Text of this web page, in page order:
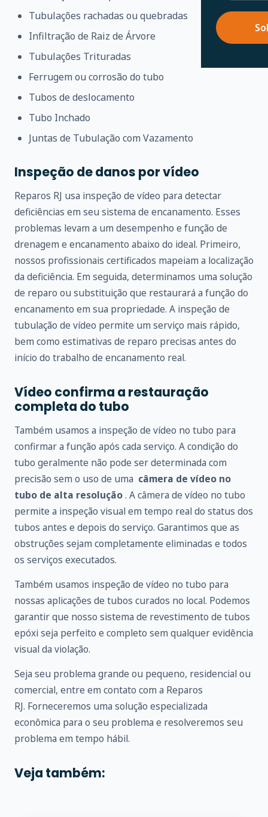
Tubulações rachadas ou quebradas
Infiltração de Raiz de Árvore
Tubulações Trituradas
Ferrugem ou corrosão do tubo
Tubos de deslocamento
Tubo Inchado
Juntas de Tubulação com Vazamento
Inspeção de danos por vídeo
Reparos RJ usa inspeção de vídeo para detectar
deficiências em seu sistema de encanamento. Esses
problemas levam a um desempenho e função de
drenagem e encanamento abaixo do ideal. Primeiro,
nossos profissionais certificados mapeiam a localização
da deficiência. Em seguida, determinamos uma solução
de reparo ou substituição que restaurará a função do
encanamento em sua propriedade. A inspeção de
tubulação de vídeo permite um serviço mais rápido,
bem como estimativas de reparo precisas antes do
início do trabalho de encanamento real.
Vídeo confirma a restauração
completa do tubo
Também usamos a inspeção de vídeo no tubo para
confirmar a função após cada serviço. A condição do
tubo geralmente não pode ser determinada com
precisão sem o uso de uma câmera de vídeo no
tubo de alta resolução. A câmera de vídeo no tubo
permite a inspeção visual em tempo real do status dos
tubos antes e depois do serviço. Garantimos que as
obstruções sejam completamente eliminadas e todos
os serviços executados.
Também usamos inspeção de vídeo no tubo para
nossas aplicações de tubos curados no local. Podemos
garantir que nosso sistema de revestimento de tubos
epóxi seja perfeito e completo sem qualquer evidência
visual da violação.
Seja seu problema grande ou pequeno, residencial ou
comercial, entre em contato com a Reparos
RJ. Forneceremos uma solução especializada
econômica para o seu problema e resolveremos seu
problema em tempo hábil.
Veja também: